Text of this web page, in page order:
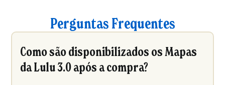
Perguntas Frequentes
Como são disponibilizados os Mapas
da Lulu 3.0 após a compra?